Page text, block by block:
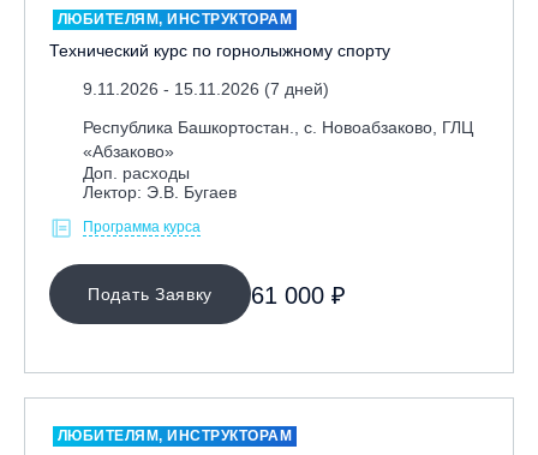
B-basic
B
UPS
Альпинкурс
Ассистент
Вечерние курсы
Детский инструктор
Лекторский сбор «В»
Лига мечты
Профессиональная переподготовка
ЛЮБИТЕЛЯМ, ИНСТРУКТОРАМ
Технический курс по горнолыжному спорту
9.11.2026 - 15.11.2026 (7 дней)
Республика Башкортостан., с. Новоабзаково, ГЛЦ
«Абзаково»
Доп. расходы
Лектор: Э.В. Бугаев
Программа курса
Подать Заявку 61 000 ₽
ЛЮБИТЕЛЯМ, ИНСТРУКТОРАМ